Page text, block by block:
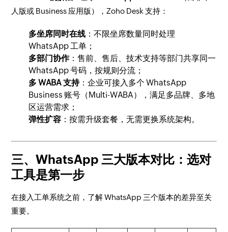
人版或 Business 应用版），Zoho Desk 支持：
多坐席同时在线 ：不限坐席数量同时处理
WhatsApp 工单；
多部门协作：售前、售后、技术支持等部门共享同一
WhatsApp 号码，按规则分流；
多 WABA 支持：企业可接入多个 WhatsApp
Business 账号（Multi-WABA），满足多品牌、多地
区运营需求；
弹性扩容 ：按需升级套餐，无需更换系统架构。
三、WhatsApp 三大版本对比：选对
工具是第一步
在接入工单系统之前，了解 WhatsApp 三个版本的差异至关
重要。